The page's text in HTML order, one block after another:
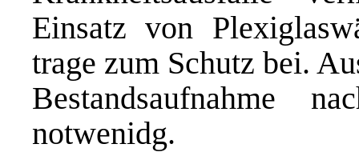
Einsatz von
trage zum Schutz bei.
Bestandsaufnahme
notwenidg.